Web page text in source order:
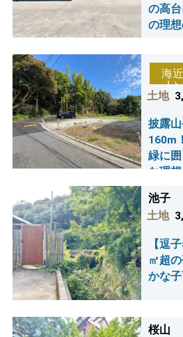
の高
の理想
海近
い
土地
披露
160m
緑に
な理
池子
土地
【逗
㎡超
かな
桜山